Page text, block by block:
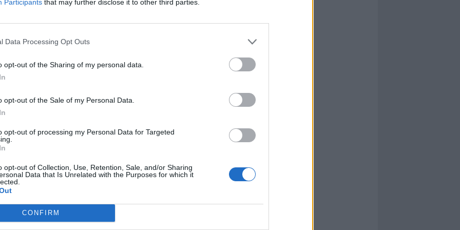
Participants that may further disclose it to other third parties.
Data Processing Opt Outs
opt-out of the Sharing of my personal data.
opt-out of the Sale of my Personal Data.
opt-out of processing my Personal Data for Targeted
opt-out of Collection, Use, Retention, Sale, and/or Sharing
Data that Is Unrelated with the Purposes for which it
CONFIRM
percorso di studi in lingua, come far
di come lo studio di medicina
opportunità di crescita, un vero e
di prospettiva", conferma
alle carriere: in media la retribuzione
le prospettive di occupazione sono
I test di ingresso variano a università a
non prevedono le (temutissime)
nelle materie con cui dovrà realmente
durante il percorso professionale, come
e fisica. Medicor Tutor mette a
dei percorsi di preparazione composti
teorica di video lezioni in lingua inglese